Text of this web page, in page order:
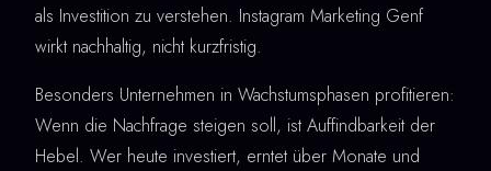
als Investition zu verstehen. Instagram Marketing Genf
wirkt nachhaltig, nicht kurzfristig.
Besonders Unternehmen in Wachstumsphasen profitieren:
Wenn die Nachfrage steigen soll, ist Auffindbarkeit der
Hebel. Wer heute investiert, erntet über Monate und